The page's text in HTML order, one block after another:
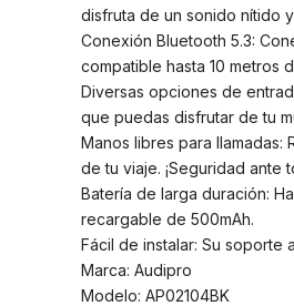
disfruta de un sonido nítido
Conexión Bluetooth 5.3:
compatible hasta 10 metros
Diversas opciones de
que puedas disfrutar de tu
Manos libres para llamadas:
de tu viaje. ¡Seguridad ante
Batería de larga duración:
recargable de 500mAh.
Fácil de instalar: Su soporte
Marca: Audipro
Modelo: AP02104BK